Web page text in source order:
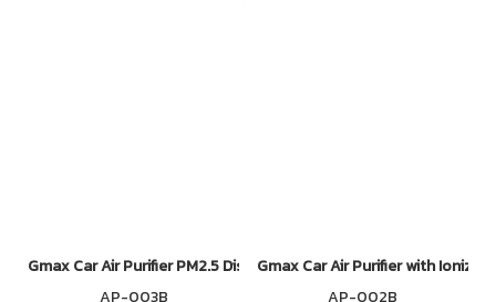
Gmax Car Air Purifier PM2.5 Display Ionizer AP-003
AP-003B
Gmax Car Air Purifier with
AP-002B